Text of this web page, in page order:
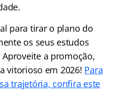
para tirar o plano do
os seus estudos
a promoção,
vitorioso em 2026! Para
trajetória, confira este